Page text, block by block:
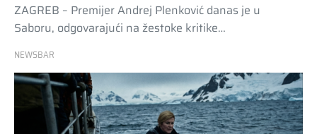
ZAGREB – Premijer Andrej Plenković danas je u
Saboru, odgovarajući na žestoke kritike…
NEWSBAR